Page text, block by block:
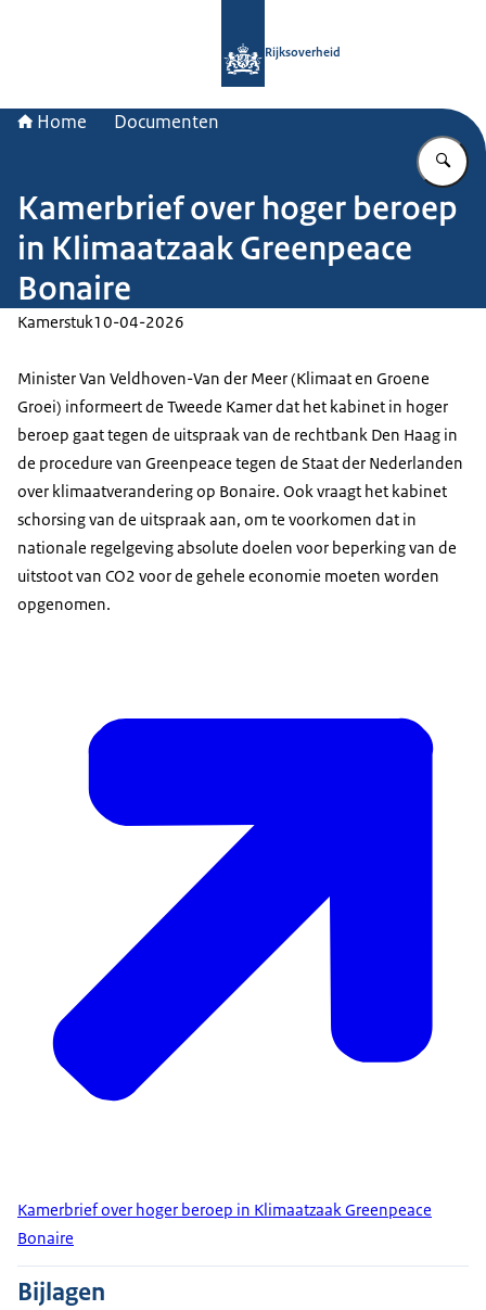
Rijksoverheid
Home Documenten
Kamerbrief over hoger beroep
in Klimaatzaak Greenpeace
Bonaire
Kamerstuk10-04-2026
Minister Van Veldhoven-Van der Meer (Klimaat en Groene
Groei) informeert de Tweede Kamer dat het kabinet in hoger
beroep gaat tegen de uitspraak van de rechtbank Den Haag in
de procedure van Greenpeace tegen de Staat der Nederlanden
over klimaatverandering op Bonaire. Ook vraagt het kabinet
schorsing van de uitspraak aan, om te voorkomen dat in
nationale regelgeving absolute doelen voor beperking van de
uitstoot van CO2 voor de gehele economie moeten worden
opgenomen.
Kamerbrief over hoger beroep in Klimaatzaak Greenpeace
Bonaire
Bijlagen